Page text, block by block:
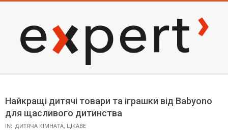
content
EXPERT
Menu
Найкращі дитячі товари та іграшки від Babyono
для щасливого дитинства
IN: ДИТЯЧА КІМНАТА, ЦІКАВЕ